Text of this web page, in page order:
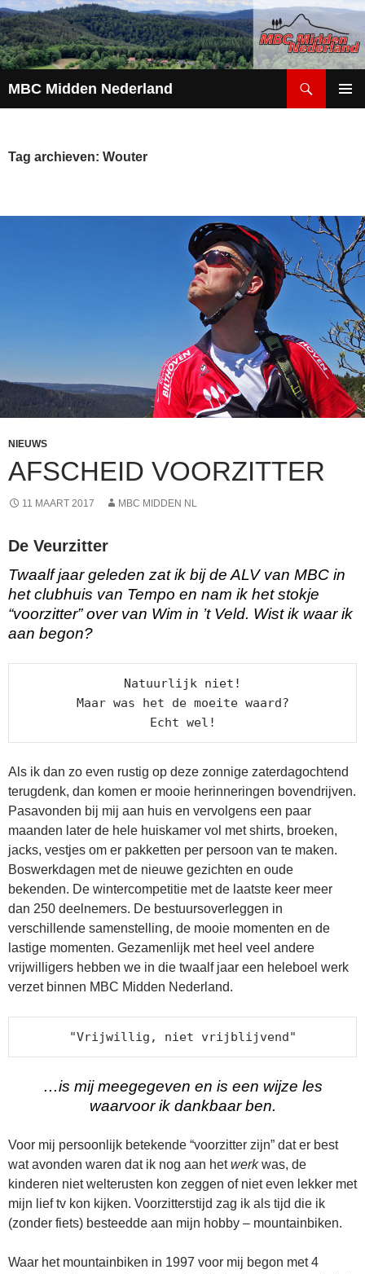
MBC Midden Nederland
INHOUD
Tag archieven: Wouter
NIEUWS
AFSCHEID VOORZITTER
11 MAART 2017 MBC MIDDEN NL
De Veurzitter
Twaalf jaar geleden zat ik bij de ALV van MBC in
het clubhuis van Tempo en nam ik het stokje
“voorzitter” over van Wim in ’t Veld. Wist ik waar ik
aan begon?
Natuurlijk niet!
Maar was het de moeite waard?
Echt wel!
Als ik dan zo even rustig op deze zonnige zaterdagochtend
terugdenk, dan komen er mooie herinneringen bovendrijven.
Pasavonden bij mij aan huis en vervolgens een paar
maanden later de hele huiskamer vol met shirts, broeken,
jacks, vestjes om er pakketten per persoon van te maken.
Boswerkdagen met de nieuwe gezichten en oude
bekenden. De wintercompetitie met de laatste keer meer
dan 250 deelnemers. De bestuursoverleggen in
verschillende samenstelling, de mooie momenten en de
lastige momenten. Gezamenlijk met heel veel andere
vrijwilligers hebben we in die twaalf jaar een heleboel werk
verzet binnen MBC Midden Nederland.
"Vrijwillig, niet vrijblijvend"
…is mij meegegeven en is een wijze les
waarvoor ik dankbaar ben.
Voor mij persoonlijk betekende “voorzitter zijn” dat er best
wat avonden waren dat ik nog aan hetwerkwas, de
kinderen niet welterusten kon zeggen of niet even lekker met
mijn lief tv kon kijken. Voorzitterstijd zag ik als tijd die ik
(zonder fiets) besteedde aan mijn hobby – mountainbiken.
Waar het mountainbiken in 1997 voor mij begon met 4